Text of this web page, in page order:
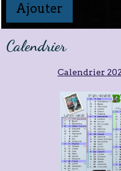
Ajouter
Calendrier
Calendrier